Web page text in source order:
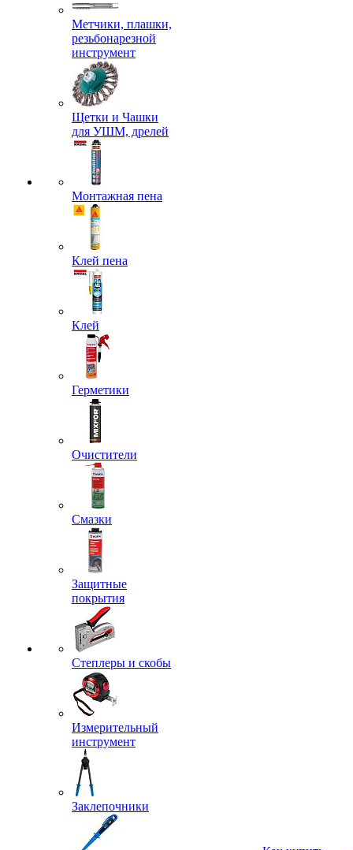
Метчики, плашки,
резьбонарезной
инструмент
Щетки и Чашки
для УШМ, дрелей
Монтажная пена
Клей пена
Клей
Герметики
Очистители
Смазки
Защитные
покрытия
Степлеры и скобы
Измерительный
инструмент
Заклепочники